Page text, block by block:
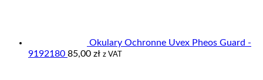
Okulary Ochronne Uvex Pheos Guard -
9192180 85,00 zł z VAT